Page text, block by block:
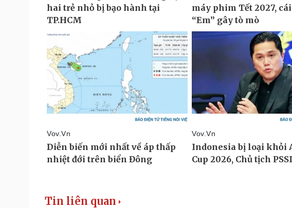
Tin liên quan